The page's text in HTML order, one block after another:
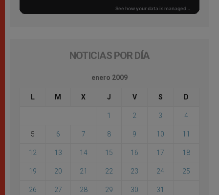
NOTICIAS POR DÍA
enero 2009
L M X J V S D
1 2 3 4
5 6 7 8 9 10 11
12 13 14 15 16 17 18
19 20 21 22 23 24 25
26 27 28 29 30 31